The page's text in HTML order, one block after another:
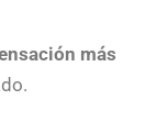
más